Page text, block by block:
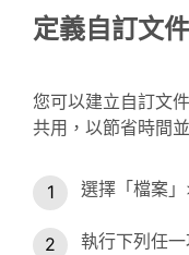
定義自訂文
您可以建立自訂文
共用，以節省時間
選擇「檔案
執行下列任一